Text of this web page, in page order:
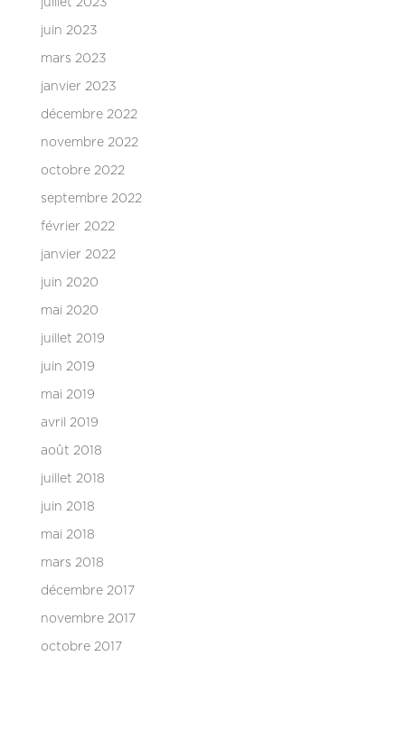
juillet 2023
juin 2023
mars 2023
janvier 2023
décembre 2022
novembre 2022
octobre 2022
septembre 2022
février 2022
janvier 2022
juin 2020
mai 2020
juillet 2019
juin 2019
mai 2019
avril 2019
août 2018
juillet 2018
juin 2018
mai 2018
mars 2018
décembre 2017
novembre 2017
octobre 2017